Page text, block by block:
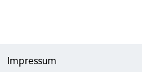
Impressum